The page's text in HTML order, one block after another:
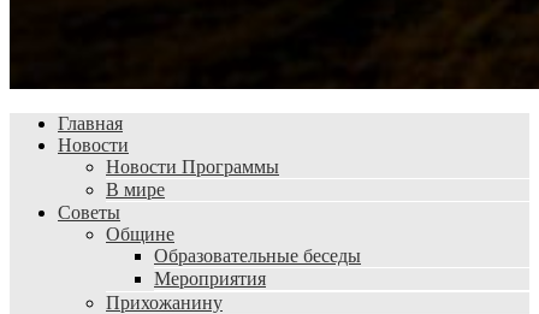
Главная
Новости
Новости Программы
В мире
Советы
Общине
Образовательные беседы
Мероприятия
Прихожанину